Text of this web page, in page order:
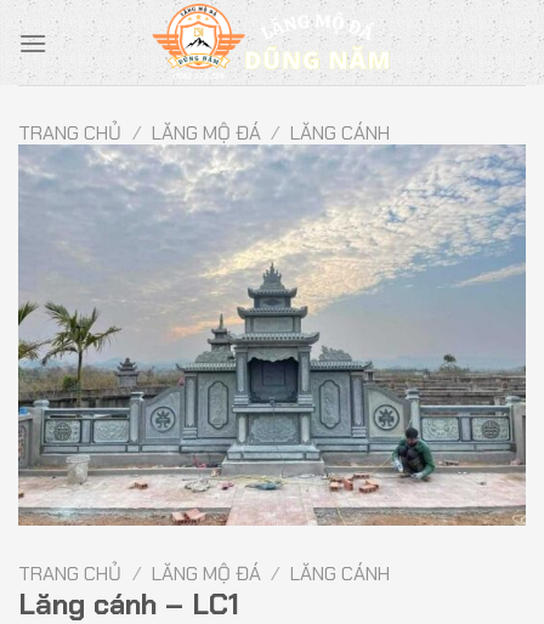
Chuyển
đến
nội
TRANG CHỦ / LĂNG MỘ ĐÁ / LĂNG CÁNH
TRANG CHỦ / LĂNG MỘ ĐÁ / LĂNG CÁNH
Lăng cánh – LC1